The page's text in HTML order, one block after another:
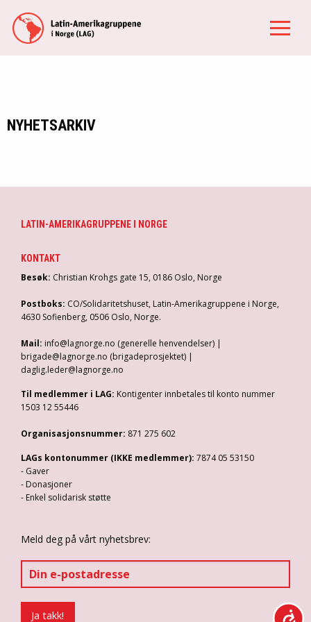
NYHETSARKIV
LATIN-AMERIKAGRUPPENE I NORGE
KONTAKT
Besøk: Christian Krohgs gate 15, 0186 Oslo, Norge
Postboks: CO/Solidaritetshuset, Latin-Amerikagruppene i Norge,
4630 Sofienberg, 0506 Oslo, Norge.
Mail: info@lagnorge.no (generelle henvendelser) |
brigade@lagnorge.no (brigadeprosjektet) |
daglig.leder@lagnorge.no
Til medlemmer i LAG: Kontigenter innbetales til konto nummer
1503 12 55446
Organisasjonsnummer: 871 275 602
LAGs kontonummer (IKKE medlemmer): 7874 05 53150
- Gaver
- Donasjoner
- Enkel solidarisk støtte
Meld deg på vårt nyhetsbrev: